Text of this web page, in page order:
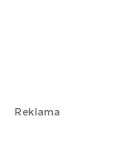
Reklama